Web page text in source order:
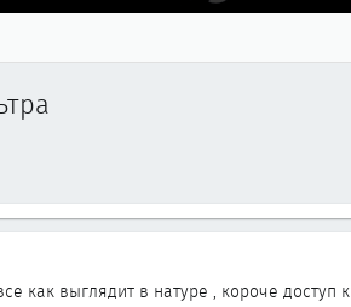
как выглядит в натуре , короче доступ